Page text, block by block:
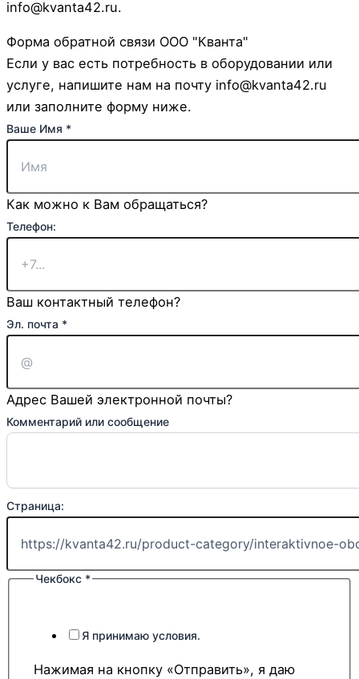
info@kvanta42.ru.
Форма обратной связи ООО "Кванта"
Если у вас есть потребность в оборудовании или
услуге, напишите нам на почту info@kvanta42.ru
или заполните форму ниже.
Ваше Имя *
Как можно к Вам обращаться?
Телефон:
Ваш контактный телефон?
Эл. почта *
Адрес Вашей электронной почты?
Комментарий или сообщение
Страница:
Имя Чекбокс *
Я принимаю условия.
Нажимая на кнопку «Отправить», я даю